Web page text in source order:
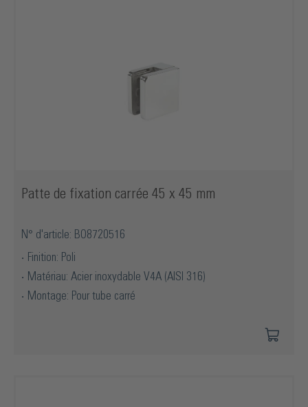
Patte de fixation carrée 45 x 45 mm
N° d'article: BO8720516
Finition: Poli
Matériau: Acier inoxydable V4A (AISI 316)
Montage: Pour tube carré